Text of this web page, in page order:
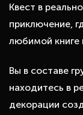
Квест в
приключение,
любимой книге
Вы в составе
находитесь в
декорации